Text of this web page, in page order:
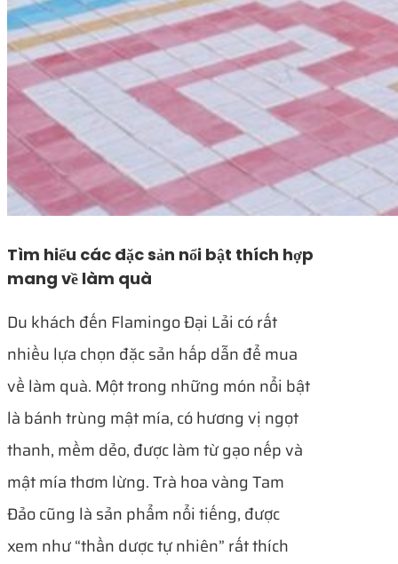
Tìm hiểu các đặc sản nổi bật thích hợp
mang về làm quà
Du khách đến Flamingo Đại Lải có rất
nhiều lựa chọn đặc sản hấp dẫn để mua
về làm quà. Một trong những món nổi bật
là bánh trùng mật mía, có hương vị ngọt
thanh, mềm dẻo, được làm từ gạo nếp và
mật mía thơm lừng. Trà hoa vàng Tam
Đảo cũng là sản phẩm nổi tiếng, được
xem như “thần dược tự nhiên” rất thích